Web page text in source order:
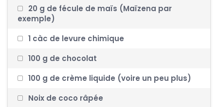
20 g de fécule de maïs (Maïzena par
exemple)
1 càc de levure chimique
100 g de chocolat
100 g de crème liquide (voire un peu plus)
Noix de coco râpée